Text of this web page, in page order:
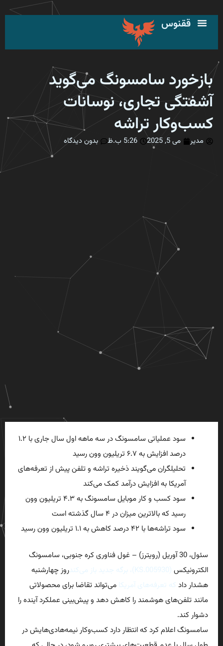
به
ققنوس
بازخورد سامسونگ می‌گوید
آشفتگی تجاری، نوسانات
کسب‌وکار تراشه
مدیر می 5, 2025 5:26 ب.ظ بدون دیدگاه
سود عملیاتی سامسونگ در سه ماهه اول سال جاری با ۱.۲
درصد افزایش به ۶.۷ تریلیون وون رسید
تحلیلگران می‌گویند ذخیره تراشه و تلفن پیش از تعرفه‌های
آمریکا به افزایش درآمد کمک می‌کند
سود کسب و کار موبایل سامسونگ به ۴.۳ تریلیون وون
رسید که بالاترین میزان در ۴ سال گذشته است
سود تراشه‌ها با ۴۲ درصد کاهش به ۱.۱ تریلیون وون رسید
سئول، 30 آوریل (رویترز) – غول فناوری کره جنوبی، سامسونگ
الکترونیکس (005930.KS)، برگه جدید باز می‌کند
روز چهارشنبه
هشدار داد که تعرفه‌های آمریکا می‌تواند تقاضا برای محصولاتی
مانند تلفن‌های هوشمند را کاهش دهد و پیش‌بینی عملکرد آینده را
دشوار کند.
سامسونگ اعلام کرد که انتظار دارد کسب‌وکار نیمه‌هادی‌هایش در